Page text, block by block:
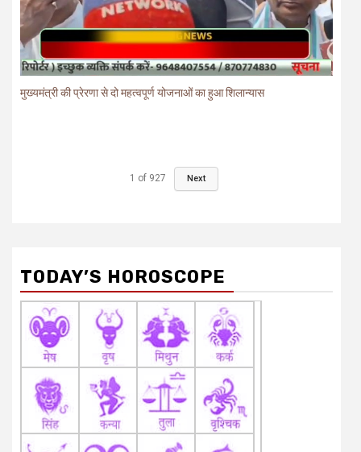
मुख्यमंत्री की प्रेरणा से दो महत्वपूर्ण योजनाओं का हुआ शिलान्यास
1 of 927 Next
TODAY’S HOROSCOPE